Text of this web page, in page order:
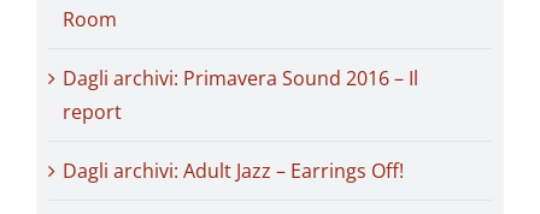
Room
Dagli archivi: Primavera Sound 2016 – Il
report
Dagli archivi: Adult Jazz – Earrings Off!